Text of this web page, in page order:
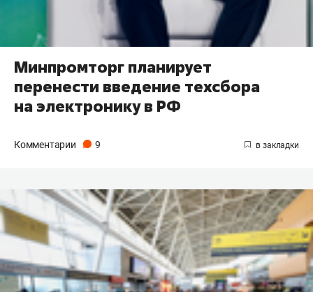
Минпромторг планирует
перенести введение техсбора
на электронику в РФ
Комментарии 9